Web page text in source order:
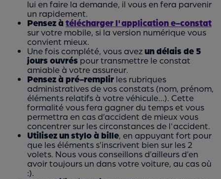
lui en faire la demande, il vous en fera parvenir
un rapidement.
Pensez à télécharger l'application e-constat
sur votre mobile, si la version numérique vous
convient mieux.
Une fois complété, vous avezun délais de 5
jours ouvrés pour transmettre le constat
amiable à votre assureur.
Pensez à pré-remplir les rubriques
administratives de vos constats (nom, prénom,
éléments relatifs à votre véhicule…). Cette
formalité vous fera gagner du temps et vous
permettra en cas d’accident de mieux vous
concentrer sur les circonstances de l'accident.
Utilisez un stylo à bille , en appuyant fort pour
que les éléments s’inscrivent bien sur les 2
volets. Nous vous conseillons d’ailleurs d’en
avoir toujours un dans votre voiture, au cas où
:).